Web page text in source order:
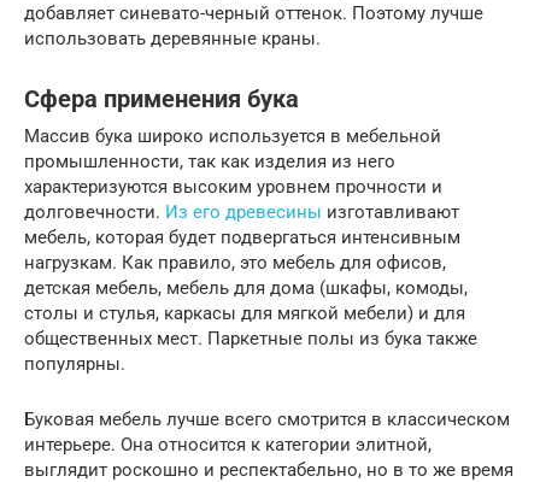
добавляет синевато-черный оттенок. Поэтому лучше
использовать деревянные краны.
Сфера применения бука
Массив бука широко используется в мебельной
промышленности, так как изделия из него
характеризуются высоким уровнем прочности и
долговечности. Из его древесины изготавливают
мебель, которая будет подвергаться интенсивным
нагрузкам. Как правило, это мебель для офисов,
детская мебель, мебель для дома (шкафы, комоды,
столы и стулья, каркасы для мягкой мебели) и для
общественных мест. Паркетные полы из бука также
популярны.
Буковая мебель лучше всего смотрится в классическом
интерьере. Она относится к категории элитной,
выглядит роскошно и респектабельно, но в то же время